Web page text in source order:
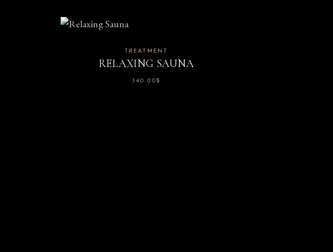
TREATMENT
RELAXING SAUNA
340.00$